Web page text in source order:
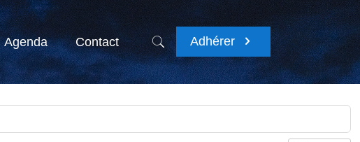
Agenda Contact Adhérer